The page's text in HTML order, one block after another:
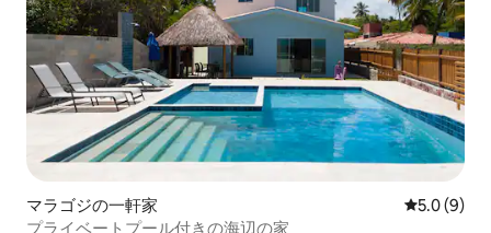
マラゴジの一軒家 レビュー9
5.0 (9)
プライベートプール付きの海辺の家